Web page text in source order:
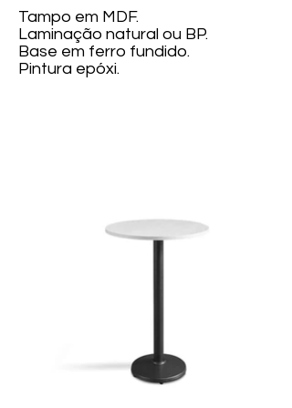
Tampo em MDF.
Laminação natural ou BP.
Base em ferro fundido.
Pintura epóxi.